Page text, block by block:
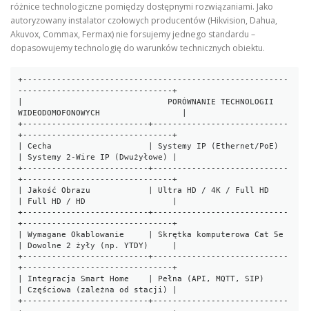
różnice technologiczne pomiędzy dostępnymi rozwiązaniami. Jako
autoryzowany instalator czołowych producentów (Hikvision, Dahua,
Akuvox, Commax, Fermax) nie forsujemy jednego standardu –
dopasowujemy technologię do warunków technicznych obiektu.
+-------------------------------------------------------
--------------------------------+
|                              PORÓWNANIE TECHNOLOGII
WIDEODOMOFONOWYCH                 |
+--------------------------+----------------------------
+-------------------------------+
| Cecha                    | Systemy IP (Ethernet/PoE)
| Systemy 2-Wire IP (Dwużyłowe) |
+--------------------------+----------------------------
+-------------------------------+
| Jakość Obrazu            | Ultra HD / 4K / Full HD
| Full HD / HD                  |
+--------------------------+----------------------------
+-------------------------------+
| Wymagane Okablowanie     | Skrętka komputerowa Cat 5e
| Dowolne 2 żyły (np. YTDY)     |
+--------------------------+----------------------------
+-------------------------------+
| Integracja Smart Home    | Pełna (API, MQTT, SIP)
| Częściowa (zależna od stacji) |
+--------------------------+----------------------------